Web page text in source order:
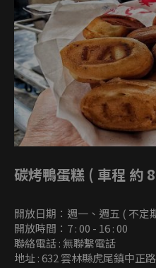
碳烤鴨蛋糕 ( 車程 約
開放日期：週一、週五 ( 不定
開放時間：7 : 00 - 16 : 00
聯絡電話 : 無聯繫電話
地址 : 632 雲林縣虎尾鎮中正